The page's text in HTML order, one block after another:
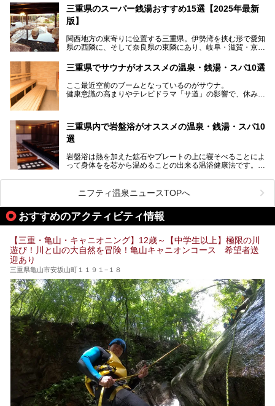
らも英虞湾が一望できる人気の旅館「賢島宝生苑（かしこじ
まほうじょうえん）」をご紹介します。日帰り入浴もできま
すよ！
───
提供元：賢島宝生苑【PR】
三重県のスーパー銭湯おすすめ15選【2025年最新
版】
関西地方の東寄りに位置する三重県。伊勢湾を挟む形で愛知
県の西隣に、そして奈良県の東隣にあり、岐阜・滋賀・京
伊勢神宮を擁する伊勢志摩や、世界遺産に登録された熊野古
道をはじめ、鳥羽水族館、忍者の里・伊賀、鈴鹿サーキッ
ト、松坂牛に伊勢海老……と、観光＆グルメの宝庫です。
東からも西からも訪れやすい三重県には、ハイクオリティな
スーパー銭湯がたくさん！お風呂も食事もコスパもいい、お
三重県でサウナがオススメの温泉・銭湯・スパ10選
ここ最近空前のブームとなっているのがサウナ。
健康意識の高まりやテレビドラマ「サ道」の影響で、休みの
いサウナのある温泉や銭湯、スパをご紹介。
気軽に立ち寄れてリラックス効果の高いサウナで、日頃の疲
れをリフレッシュしませんか？
三重県内で岩盤浴がオススメの温泉・銭湯・スパ10
選
岩盤浴は熱を加えた鉱石やプレートの上に寝そべることによ
って身体をを芯から温めることの出来る温浴健康法です。じ
果だけではなく、代謝が高まり健康や美容にも良い影響が期
待できます。今回はそんな岩盤浴にこだわった、三重県内の
オススメ温泉・銭湯・スパ10ヶ所を紹介させていただきま
す。
ニフティ温泉ニュースTOPへ
おすすめのアクティビティ情報
【三重・亀山・キャニオニング】12歳～【中学生以上】極限の川
遊び！川と山の大自然を冒険！亀山キャニオンコース 希望者送
迎あり
三重県亀山市安坂山町１１９１−１８